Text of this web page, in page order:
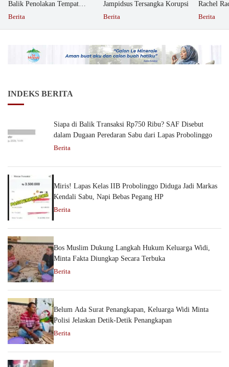
Balik Penolakan Tempat
Ibadah GKJW Bangil
Berita
Jampidsus Tersangka Korupsi
Berita
Rachel
Berita
INDEKS BERITA
Siapa di Balik Transaksi Rp750 Ribu? SAF Disebut
dalam Dugaan Peredaran Sabu dari Lapas Probolinggo
Berita
Miris! Lapas Kelas IIB Probolinggo Diduga Jadi Markas
Kendali Sabu, Napi Bebas Pegang HP
Berita
Bos Muslim Dukung Langkah Hukum Keluarga Widi,
Minta Fakta Diungkap Secara Terbuka
Berita
Belum Ada Surat Penangkapan, Keluarga Widi Minta
Polisi Jelaskan Detik-Detik Penangkapan
Berita